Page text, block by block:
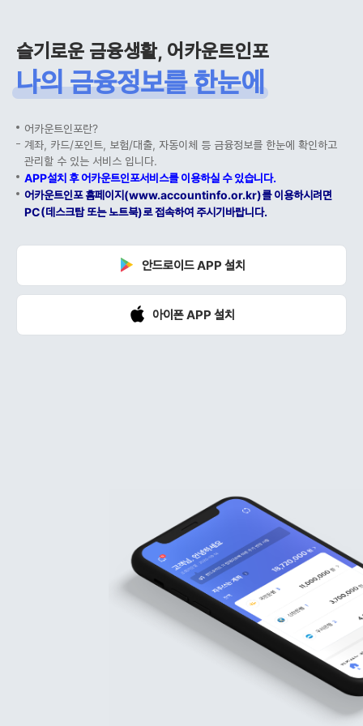
슬기로운 금융생활, 어카운트인포
나의 금융정보를 한눈에
어카운트인포란?
계좌, 카드/포인트, 보험/대출, 자동이체 등 금융정보를 한눈에 확인하고
관리할 수 있는 서비스 입니다.
APP설치 후 어카운트인포서비스를 이용하실 수 있습니다.
어카운트인포 홈페이지(www.accountinfo.or.kr)를 이용하시려면
PC(데스크탑 또는 노트북)로 접속하여 주시기바랍니다.
안드로이드 APP 설치
아이폰 APP 설치